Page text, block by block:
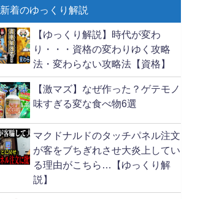
新着のゆっくり解説
【ゆっくり解説】時代が変わ
り・・・資格の変わりゆく攻略
法・変わらない攻略法【資格】
【激マズ】なぜ作った？ゲテモノ
味すぎる変な食べ物6選
マクドナルドのタッチパネル注文
が客をブちぎれさせ大炎上してい
る理由がこちら…【ゆっくり解
説】